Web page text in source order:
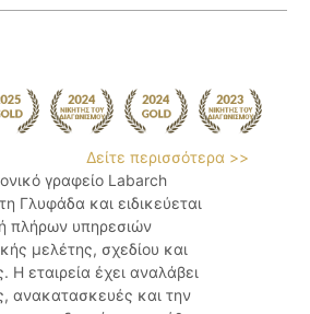
Δείτε περισσότερα >>
γραφείο Labarch
Γλυφάδα και ειδικεύεται
πλήρων υπηρεσιών
μελέτης, σχεδίου και
Η εταιρεία έχει αναλάβει
ανακατασκευές και την